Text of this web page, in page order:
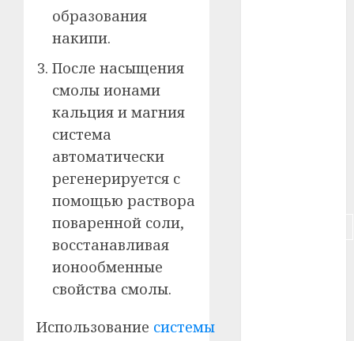
образования
накипи.
После насыщения
смолы ионами
кальция и магния
система
автоматически
регенерируется с
помощью раствора
поваренной соли,
восстанавливая
ионообменные
свойства смолы.
Использование системы